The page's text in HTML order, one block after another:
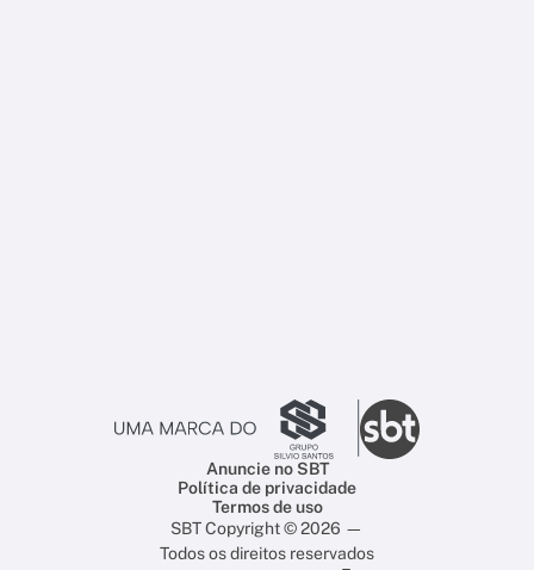
Anuncie no SBT
Política de privacidade
Termos de uso
SBT Copyright © 2026 —
Todos os direitos reservados